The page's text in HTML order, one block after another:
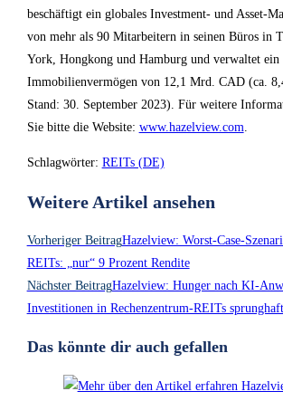
beschäftigt ein globales Investment- und Asset-
von mehr als 90 Mitarbeitern in seinen Büros in
York, Hongkong und Hamburg und verwaltet ein
Immobilienvermögen von 12,1 Mrd. CAD (ca.
Stand: 30. September 2023). Für weitere
Sie bitte die Website: www.hazelview.com.
Schlagwörter: REITs (DE)
Weitere Artikel ansehen
Vorheriger BeitragHazelview: Worst-Case-
REITs: „nur“ 9 Prozent Rendite
Nächster BeitragHazelview: Hunger nach KI-
Investitionen in Rechenzentrum-REITs
Das könnte dir auch gefallen